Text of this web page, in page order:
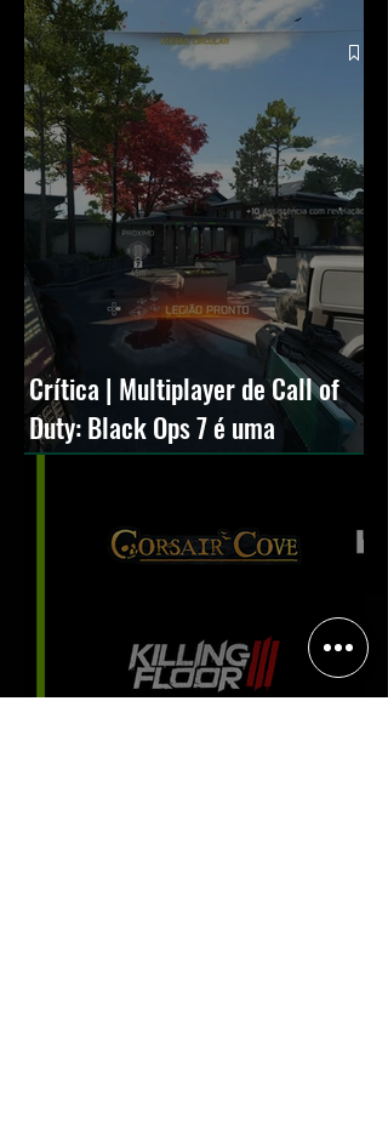
Crítica | Multiplayer de Call of
Duty: Black Ops 7 é uma
experiência positiva, divertida e